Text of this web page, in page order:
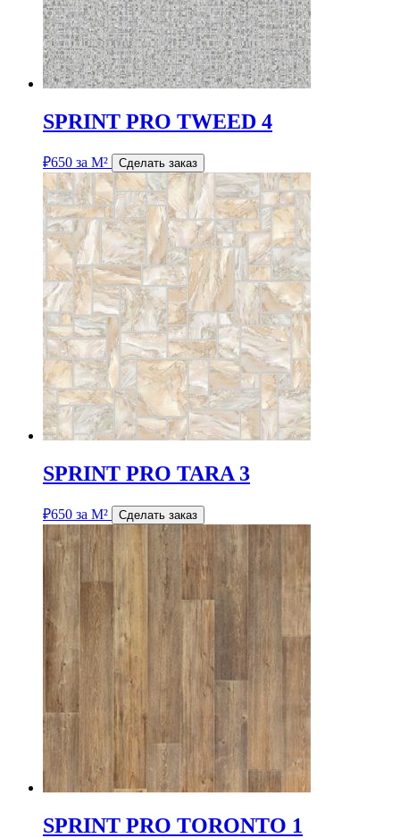
SPRINT PRO TWEED 4
₽650 за М² Сделать заказ
SPRINT PRO TARA 3
₽650 за М² Сделать заказ
SPRINT PRO TORONTO 1